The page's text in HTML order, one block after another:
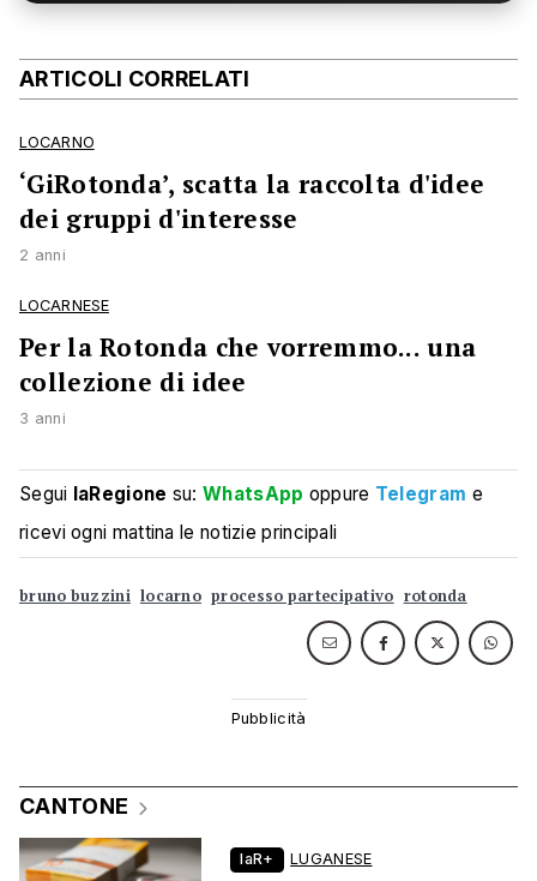
ARTICOLI CORRELATI
LOCARNO
‘GiRotonda’, scatta la raccolta d'idee
dei gruppi d'interesse
2 anni
LOCARNESE
Per la Rotonda che vorremmo... una
collezione di idee
3 anni
Segui laRegione su:WhatsApp oppure Telegram e
ricevi ogni mattina le notizie principali
bruno buzzini locarno processo partecipativo rotonda
CANTONE
laR+ LUGANESE